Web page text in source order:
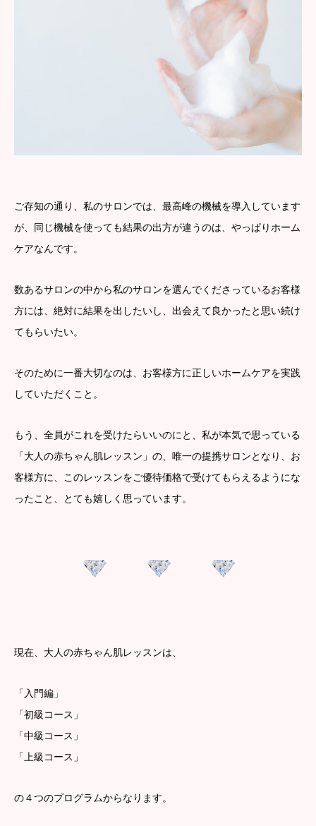
ご存知の通り、私のサロンでは、最高峰の機械を導入しています
が、同じ機械を使っても結果の出方が違うのは、やっぱりホーム
ケアなんです。
数あるサロンの中から私のサロンを選んでくださっているお客様
方には、絶対に結果を出したいし、出会えて良かったと思い続け
てもらいたい。
そのために一番大切なのは、お客様方に正しいホームケアを実践
していただくこと。
もう、全員がこれを受けたらいいのにと、私が本気で思っている
「大人の赤ちゃん肌レッスン」の、唯一の提携サロンとなり、お
客様方に、このレッスンをご優待価格で受けてもらえるようにな
ったこと、とても嬉しく思っています。
現在、大人の赤ちゃん肌レッスンは、
「入門編」
「初級コース」
「中級コース」
「上級コース」
の４つのプログラムからなります。